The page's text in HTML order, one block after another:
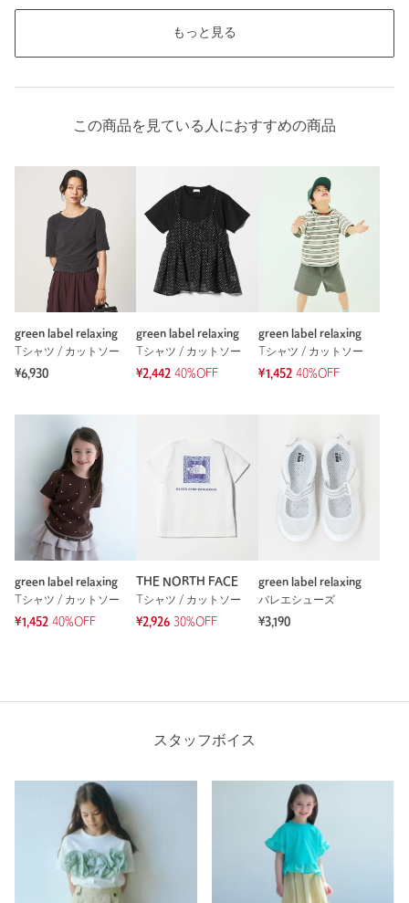
もっと見る
この商品を見ている人におすすめの商品
green label relaxing
Tシャツ / カットソー
¥6,930
green label relaxing
Tシャツ / カットソー
¥2,442 40%OFF
green label relaxing
Tシャツ / カットソー
¥1,452 40%OFF
green label relaxing
Tシャツ / カットソー
¥1,452 40%OFF
THE NORTH FACE
Tシャツ / カットソー
¥2,926 30%OFF
green label relaxing
バレエシューズ
¥3,190
スタッフボイス